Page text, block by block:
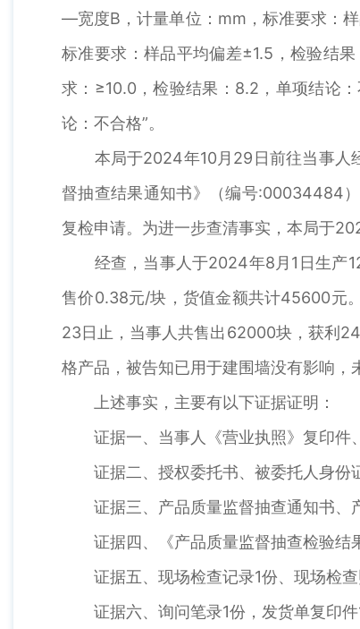
—宽度B，计量单位：mm，标准要求：
标准要求：样品平均偏差±1.5，检验结
求：≥10.0，检验结果：8.2，单项结论
论：不合格”。
本局于2024年10月29日前往当事人经
督抽查结果通知书》（编号:00034484
复检申请。为进一步查清事实，本局于
经查，当事人于2024年8月1日生产12
售价0.38元/块，货值金额共计45600元
23日止，当事人共售出62000块，获利
格产品，被告知已用于建围墙没有影响，
上述事实，主要有以下证据证明：
证据一、当事人《营业执照》复印件、
证据二、授权委托书、被委托人身份证
证据三、产品质量监督抽查通知书、产
证据四、《产品质量监督抽查检验结果
证据五、现场检查记录1份、现场检查
证据六、询问笔录1份，发货单复印件1